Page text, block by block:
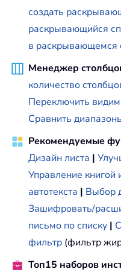
создать
раскрывающийся
в раскрывающемся
Менеджер
количество
Переключить
Сравнить
Рекомендуемые
Дизайн листа |
Управление книгой
автотекста | Выбор
Зашифровать/
письмо по списку |
фильтр (фильтр
Топ15 наборов